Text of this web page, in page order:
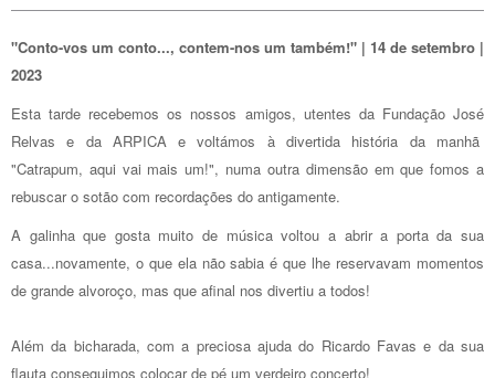
"Conto-vos um conto..., contem-nos um também!" | 14 de setembro |
2023
Esta tarde recebemos os nossos amigos, utentes da Fundação José
Relvas e da ARPICA e voltámos à divertida história da manhã
"Catrapum, aqui vai mais um!", numa outra dimensão em que fomos a
rebuscar o sotão com recordações do antigamente.
A galinha que gosta muito de música voltou a abrir a porta da sua
casa...novamente, o que ela não sabia é que lhe reservavam momentos
de grande alvoroço, mas que afinal nos divertiu a todos!
Além da bicharada, com a preciosa ajuda do Ricardo Favas e da sua
flauta conseguimos colocar de pé um verdeiro concerto!